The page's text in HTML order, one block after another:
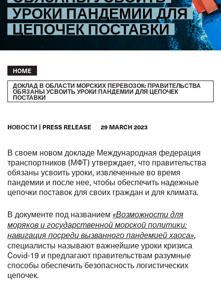
УРОКИ ПАНДЕМИИ ДЛЯ
ЦЕПОЧЕК ПОСТАВКИ
Breadcrumb
HOME
ДОКЛАД В ОБЛАСТИ МОРСКИХ ПЕРЕВОЗОК: ПРАВИТЕЛЬСТВА
ОБЯЗАНЫ УСВОИТЬ УРОКИ ПАНДЕМИИ ДЛЯ ЦЕПОЧЕК
ПОСТАВКИ
HОВОСТИ PRESS RELEASE 29 MARCH 2023
В своем новом докладе Международная федерация
транспортников (МФТ) утверждает, что правительства
обязаны усвоить уроки, извлеченные во время
пандемии и после нее, чтобы обеспечить надежные
цепочки поставок для своих граждан и для климата.
В документе под названием «Возможности для
моряков и государственной морской политики:
навигация посреди вызванного пандемией хаоса»,
специалисты называют важнейшие уроки кризиса
Covid-19 и предлагают правительствам разумные
способы обеспечить безопасность логистических
цепочек.